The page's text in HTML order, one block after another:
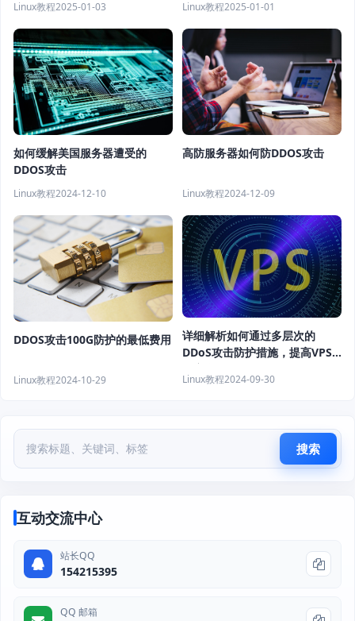
Linux教程2025-01-03 Linux教程2025-01-01
如何缓解美国服务器遭受的
DDOS攻击
Linux教程2024-12-10
高防服务器如何防DDOS攻击
Linux教程2024-12-09
DDOS攻击100G防护的最低费用
Linux教程2024-10-29
详细解析如何通过多层次的
DDoS攻击防护措施，提高VPS
的安全性
Linux教程2024-09-30
搜索
互动交流中心
站长QQ
154215395
QQ 邮箱